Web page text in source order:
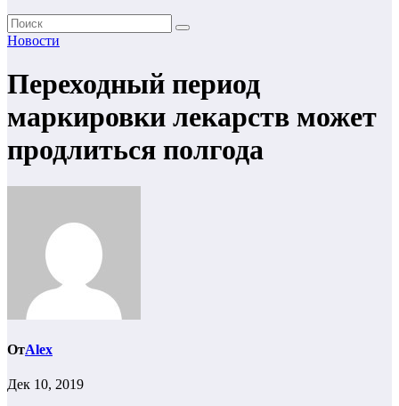
Новости
Переходный период
маркировки лекарств может
продлиться полгода
ОтAlex
Дек 10, 2019